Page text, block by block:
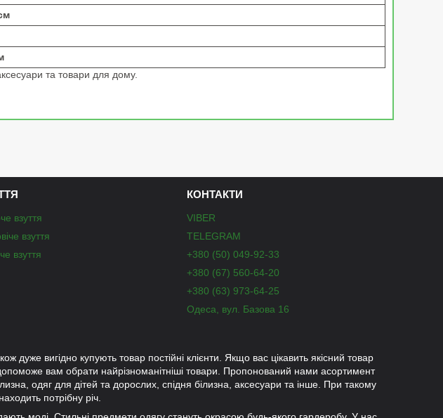
та товари для дому.
взуття
взуття
взуття
КОНТАКТИ
VIBER
TELEGRAM
+380 (50) 049-92-33
+380 (67) 560-64-20
+380 (63) 973-64-25
Одеса, вул. Базова 16
дуже вигідно купують товар постійні клієнти. Якщо вас цікавить якісний товар
вам обрати найрізноманітніші товари. Пропонований нами асортимент
одяг для дітей та дорослих, спідня білизна, аксесуари та інше. При такому
потрібну річ.